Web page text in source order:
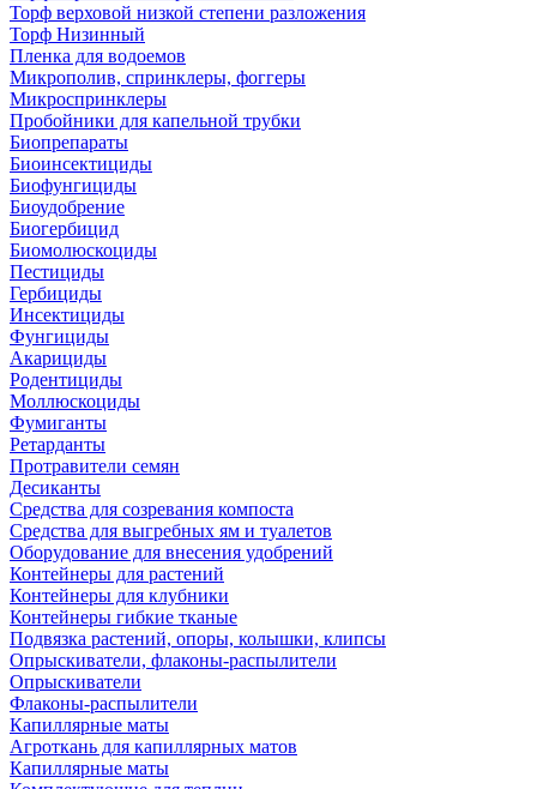
Торф верховой низкой степени разложения
Торф Низинный
Пленка для водоемов
Микрополив, спринклеры, фоггеры
Микроспринклеры
Пробойники для капельной трубки
Биопрепараты
Биоинсектициды
Биофунгициды
Биоудобрение
Биогербицид
Биомолюскоциды
Пестициды
Гербициды
Инсектициды
Фунгициды
Акарициды
Родентициды
Моллюскоциды
Фумиганты
Ретарданты
Протравители семян
Десиканты
Средства для созревания компоста
Средства для выгребных ям и туалетов
Оборудование для внесения удобрений
Контейнеры для растений
Контейнеры для клубники
Контейнеры гибкие тканые
Подвязка растений, опоры, колышки, клипсы
Опрыскиватели, флаконы-распылители
Опрыскиватели
Флаконы-распылители
Капиллярные маты
Агроткань для капиллярных матов
Капиллярные маты